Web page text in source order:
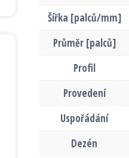
Šířka [palců/mm]
Průměr [palců]
Profil
Provedení
Uspořádání
Dezén